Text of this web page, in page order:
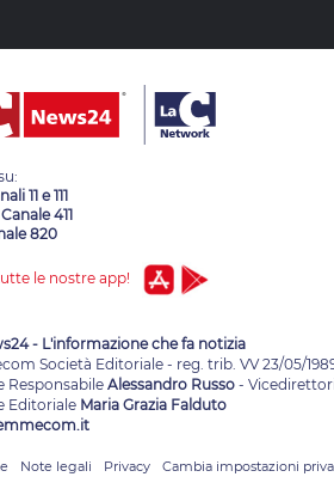
11 e 111
Canale 411
820
le nostre app!
- L'informazione che fa notizia
Società Editoriale - reg. trib. VV 23/05/
Responsabile Alessandro Russo - Vicedirettori
Editoriale Maria Grazia Falduto
Note legali Privacy Cambia impostazioni